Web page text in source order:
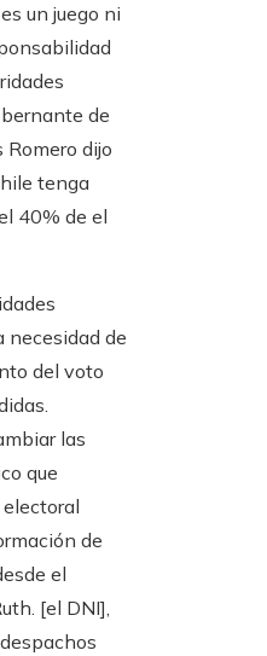
un juego ni
de
Romero dijo
tenga
40% de el
necesidad de
del voto
las
que
de
el
[el DNI],